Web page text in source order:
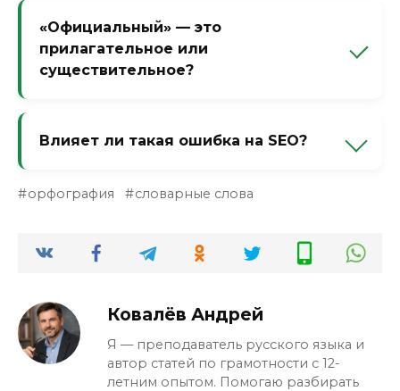
словарь или используйте автозамену в
текстовом редакторе.
«Официальный» — это
прилагательное или
существительное?
«официал» (устаревшее, означало
почти не фиксируют.
Влияет ли такая ошибка на SEO?
и «офицальный» разными словами. Если
написали с «ца» — вы теряете трафик по
правильному варианту.
орфография словарные слова
Ковалёв Андрей
Я — преподаватель русского языка и
автор статей по грамотности с 12-
летним опытом. Помогаю разбирать